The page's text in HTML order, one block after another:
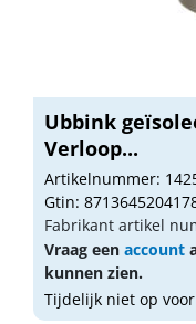
Ubbink
Verloop...
Artikelnummer:
Gtin:
Fabrikant artikel
Vraag een account
kunnen zien.
Tijdelijk niet op